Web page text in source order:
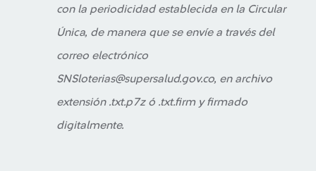
con la periodicidad establecida en la Circular
Única, de manera que se envíe a través del
correo electrónico
SNSloterias@supersalud.gov.co, en archivo
extensión .txt.p7z ó .txt.firm y firmado
digitalmente.